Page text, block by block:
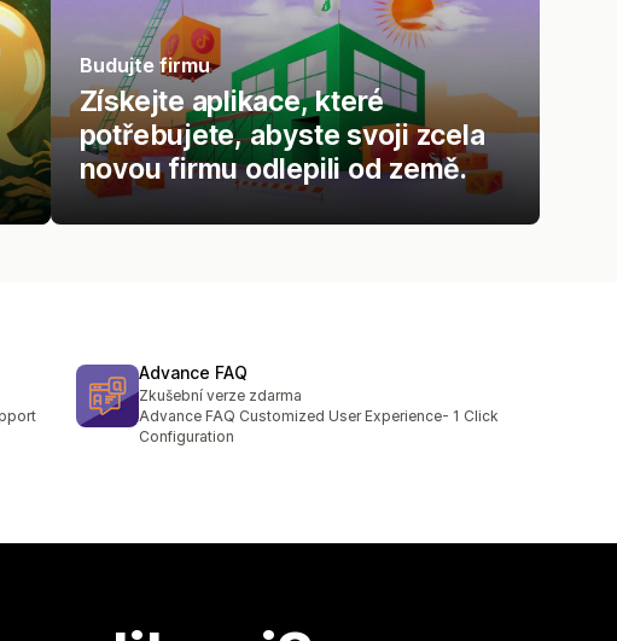
Budujte firmu
Získejte aplikace, které
potřebujete, abyste svoji zcela
novou firmu odlepili od země.
Advance FAQ
Zkušební verze zdarma
Advance FAQ Customized User Experience- 1 Click
Configuration